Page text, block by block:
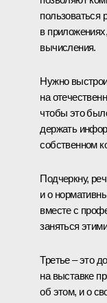
пользоваться
в
вычисления.
Нужно
на
чтобы это
держать
собственном
Подчеркну,
и о
вместе с
заняться
Третье – это
на выставке
об этом, и о